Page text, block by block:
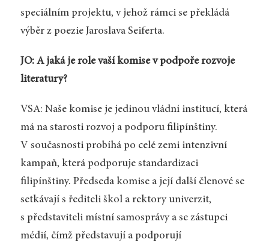
speciálním projektu, v jehož rámci se překládá
výběr z poezie Jaroslava Seiferta.
JO: A jaká je role vaší komise v podpoře rozvoje
literatury?
VSA: Naše komise je jedinou vládní institucí, která
má na starosti rozvoj a podporu filipínštiny.
V současnosti probíhá po celé zemi intenzivní
kampaň, která podporuje standardizaci
filipínštiny. Předseda komise a její další členové se
setkávají s řediteli škol a rektory univerzit,
s představiteli místní samosprávy a se zástupci
médií, čímž představují a podporují